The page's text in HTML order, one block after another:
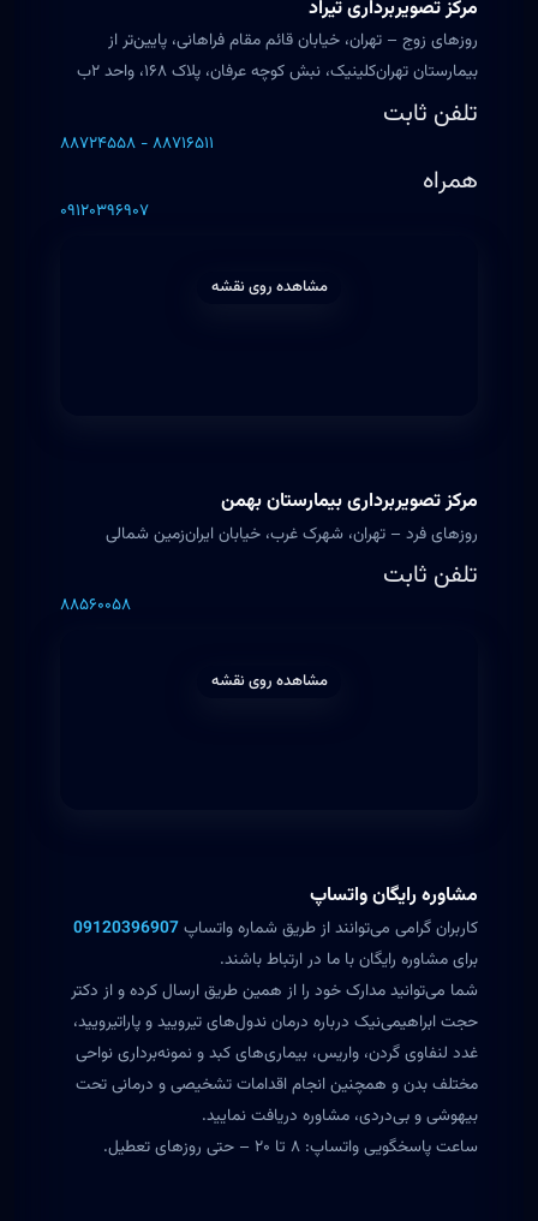
مرکز تصویربرداری تیراد
روزهای زوج – تهران، خیابان قائم مقام فراهانی، پایین‌تر از
بیمارستان تهران‌کلینیک، نبش کوچه عرفان، پلاک ۱۶۸، واحد ۲ب
تلفن ثابت
۸۸۷۲۴۵۵۸ - ۸۸۷۱۶۵۱۱
همراه
۰۹۱۲۰۳۹۶۹۰۷
مشاهده روی نقشه
مرکز تصویربرداری بیمارستان بهمن
روزهای فرد – تهران، شهرک غرب، خیابان ایران‌زمین شمالی
تلفن ثابت
۸۸۵۶۰۰۵۸
مشاهده روی نقشه
مشاوره رایگان واتساپ
کاربران گرامی می‌توانند از طریق شماره واتساپ09120396907
برای مشاوره رایگان با ما در ارتباط باشند.
شما می‌توانید مدارک خود را از همین طریق ارسال کرده و از دکتر
حجت ابراهیمی‌نیک درباره درمان ندول‌های تیرویید و پاراتیرویید،
غدد لنفاوی گردن، واریس، بیماری‌های کبد و نمونه‌برداری نواحی
مختلف بدن و همچنین انجام اقدامات تشخیصی و درمانی تحت
بیهوشی و بی‌دردی، مشاوره دریافت نمایید.
ساعت پاسخگویی واتساپ: ۸ تا ۲۰ – حتی روزهای تعطیل.